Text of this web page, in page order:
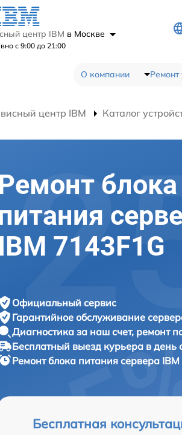
центр IBM в Москве
с 9:00 до 21:00
О компании Ремонт
центр IBM Каталог
блока
IBM 7143F1G
Официальный сервис
Гарантийное обслуживание
Диагностика за наш счет, ремонт
Бесплатный выезд курьера в день
Ремонт блока питания сервера
Бесплатная